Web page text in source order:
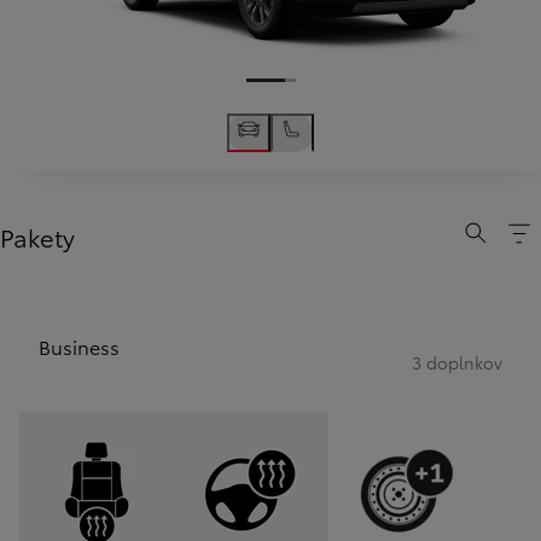
Pakety
Business
3 doplnkov